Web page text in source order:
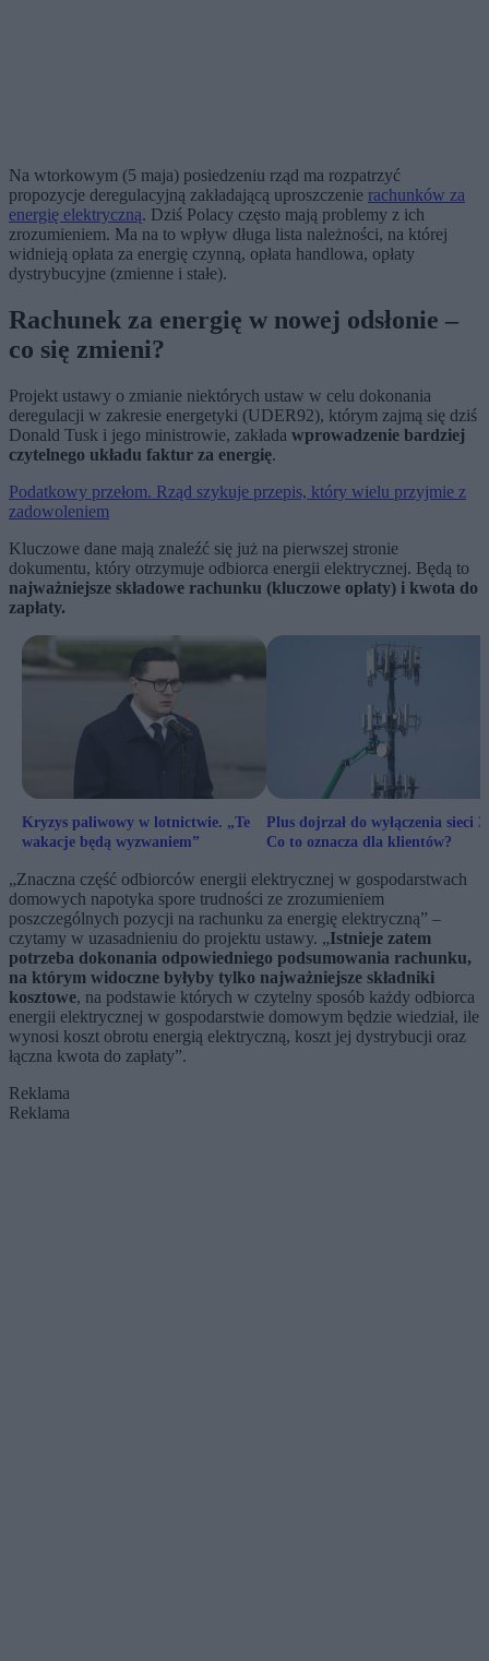
Na wtorkowym (5 maja) posiedzeniu rząd ma rozpatrzyć
propozycje deregulacyjną zakładającą uproszczenie rachunków za
energię elektryczną. Dziś Polacy często mają problemy z ich
zrozumieniem. Ma na to wpływ długa lista należności, na której
widnieją opłata za energię czynną, opłata handlowa, opłaty
dystrybucyjne (zmienne i stałe).
Rachunek za energię w nowej odsłonie –
co się zmieni?
Projekt ustawy o zmianie niektórych ustaw w celu dokonania
deregulacji w zakresie energetyki (UDER92), którym zajmą się dziś
Donald Tusk i jego ministrowie, zakłada wprowadzenie bardziej
czytelnego układu faktur za energię.
Podatkowy przełom. Rząd szykuje przepis, który wielu przyjmie z
zadowoleniem
Kluczowe dane mają znaleźć się już na pierwszej stronie
dokumentu, który otrzymuje odbiorca energii elektrycznej. Będą to
najważniejsze składowe rachunku (kluczowe opłaty) i kwota do
zapłaty.
Kryzys paliwowy w lotnictwie. „Te
wakacje będą wyzwaniem”
Plus dojrzał do wyłączenia sieci
Co to oznacza dla klientów?
„Znaczna część odbiorców energii elektrycznej w gospodarstwach
domowych napotyka spore trudności ze zrozumieniem
poszczególnych pozycji na rachunku za energię elektryczną” –
czytamy w uzasadnieniu do projektu ustawy. „Istnieje zatem
potrzeba dokonania odpowiedniego podsumowania rachunku,
na którym widoczne byłyby tylko najważniejsze składniki
kosztowe, na podstawie których w czytelny sposób każdy odbiorca
energii elektrycznej w gospodarstwie domowym będzie wiedział, ile
wynosi koszt obrotu energią elektryczną, koszt jej dystrybucji oraz
łączna kwota do zapłaty”.
Reklama
Reklama